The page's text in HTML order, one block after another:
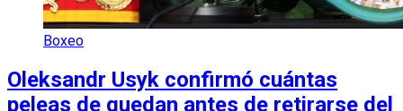
Boxeo
Oleksandr Usyk confirmó cuántas
peleas de quedan antes de retirarse del